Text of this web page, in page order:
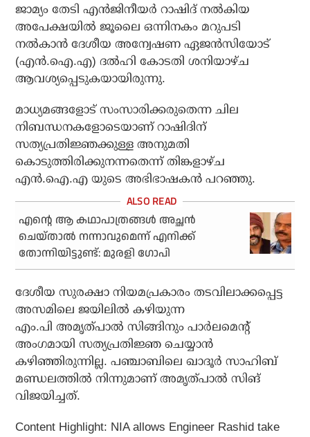
ജാമ്യം തേടി എൻജിനീയർ റാഷിദ് നൽകിയ
അപേക്ഷയിൽ ജൂലൈ ഒന്നിനകം മറുപടി
നൽകാൻ ദേശീയ അന്വേഷണ ഏജൻസിയോട്
(എൻ.ഐ.എ) ദൽഹി കോടതി ശനിയാഴ്ച
ആവശ്യപ്പെടുകയായിരുന്നു.
മാധ്യമങ്ങളോട് സംസാരിക്കരുതെന്ന ചില
നിബന്ധനകളോടെയാണ് റാഷിദിന്
സത്യപ്രതിജ്ഞക്കുള്ള അനുമതി
കൊടുത്തിരിക്കുനന്നതെന്ന് തിങ്കളാഴ്ച
എൻ.ഐ.എ യുടെ അഭിഭാഷകൻ പറഞ്ഞു.
എന്റെ ആ കഥാപാത്രങ്ങൾ അച്ഛൻ
ചെയ്താൽ നന്നാവുമെന്ന് എനിക്ക്
തോന്നിയിട്ടുണ്ട്: മുരളി ഗോപി
ദേശീയ സുരക്ഷാ നിയമപ്രകാരം തടവിലാക്കപ്പെട്ട
അസമിലെ ജയിലിൽ കഴിയുന്ന
എം.പി അമൃത്പാൽ സിങ്ങിനും പാർലമെൻ്റ്
അംഗമായി സത്യപ്രതിജ്ഞ ചെയ്യാൻ
കഴിഞ്ഞിരുന്നില്ല. പഞ്ചാബിലെ ഖാദൂർ സാഹിബ്
മണ്ഡലത്തിൽ നിന്നുമാണ് അമൃത്പാൽ സിങ്
വിജയിച്ചത്.
Content Highlight: NIA allows Engineer Rashid take